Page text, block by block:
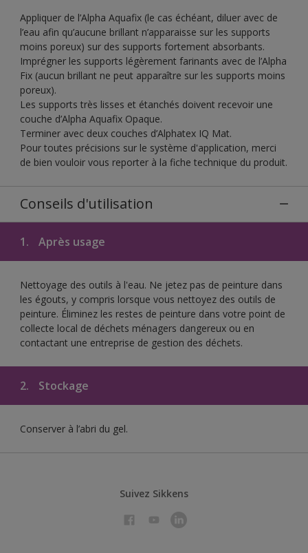
Appliquer de l’Alpha Aquafix (le cas échéant, diluer avec de
l’eau afin qu’aucune brillant n’apparaisse sur les supports
moins poreux) sur des supports fortement absorbants.
Imprégner les supports légèrement farinants avec de l’Alpha
Fix (aucun brillant ne peut apparaître sur les supports moins
poreux).
Les supports très lisses et étanchés doivent recevoir une
couche d’Alpha Aquafix Opaque.
Terminer avec deux couches d’Alphatex IQ Mat.
Pour toutes précisions sur le système d'application, merci
de bien vouloir vous reporter à la fiche technique du produit.
Conseils d'utilisation
1. Après usage
Nettoyage des outils à l'eau. Ne jetez pas de peinture dans
les égouts, y compris lorsque vous nettoyez des outils de
peinture. Éliminez les restes de peinture dans votre point de
collecte local de déchets ménagers dangereux ou en
contactant une entreprise de gestion des déchets.
2. Stockage
Conserver à l’abri du gel.
Suivez Sikkens